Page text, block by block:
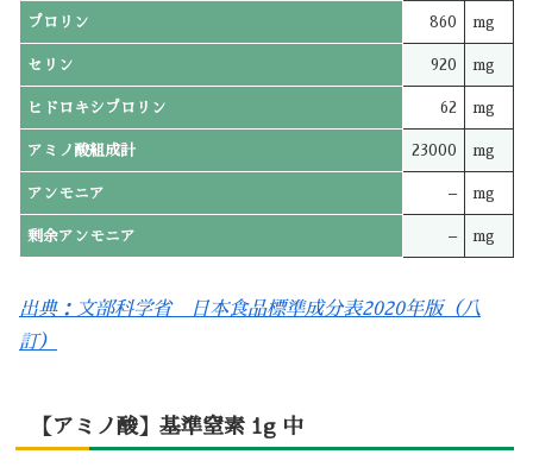
プロリン 860 mg
セリン 920 mg
ヒドロキシプロリン 62 mg
アミノ酸組成計 23000 mg
アンモニア – mg
剰余アンモニア – mg
出典：文部科学省 日本食品標準成分表2020年版（八
訂）
【アミノ酸】基準窒素 1g 中